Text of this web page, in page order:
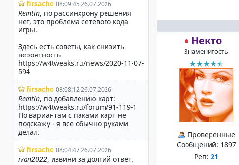
Некто
Знаменитость
Проверенные
Сообщений: 1897
Реп: 21